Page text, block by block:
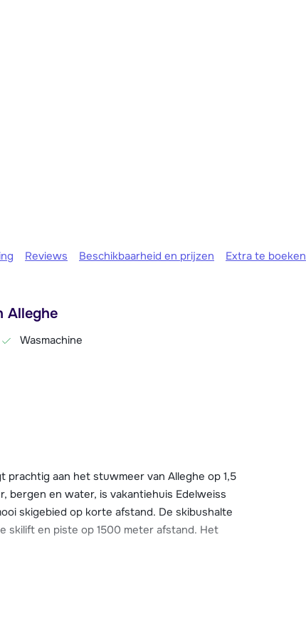
Reviews Beschikbaarheid en prijzen Extra te boeken
Alleghe
Wasmachine
prachtig aan het stuwmeer van Alleghe op 1,5
bergen en water, is vakantiehuis Edelweiss
skigebied op korte afstand. De skibushalte
skilift en piste op 1500 meter afstand. Het
je de gondel in Malga Ciapela, die je direct